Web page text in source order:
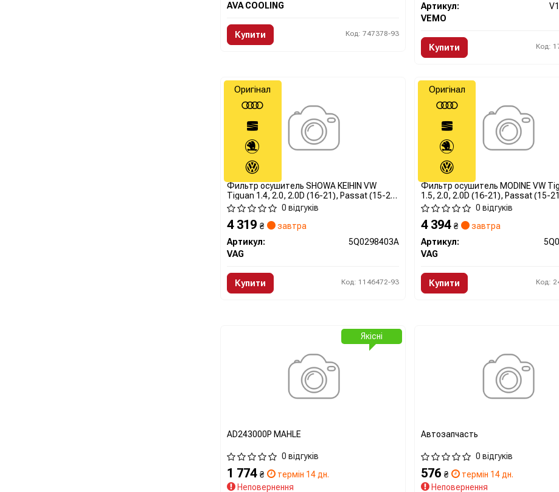
AVA COOLING
Купити Код: 747378-93
Артикул:
VEMO
Купити Код:
Фильтр осушитель SHOWA KEIHIN VW
Tiguan 1.4, 2.0, 2.0D (16-21), Passat (15-21)
(5Q0298403A) VAG
0 відгуків
4 319 ₴
завтра
Артикул:
5Q0298403A
VAG
Купити Код: 1146472-93
Оригінал
Фильтр осушитель MODINE VW
1.5, 2.0, 2.0D (16-21), Passat (15-
(5Q0298403B) VAG
0 відгуків
4 394₴
завтра
Артикул:
VAG
Купити Код:
Оригінал
AD243000P MAHLE
0 відгуків
1 774 ₴
термін 14 дн.
Неповернення
Якісні
Автозапчасть
0 відгуків
576₴
термін 14 дн.
Неповернення